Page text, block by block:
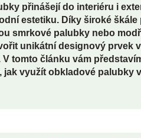
přinášejí do interiéru i
estetiku. Díky široké škále
smrkové palubky nebo
unikátní designový prvek v
tomto článku vám
jak využít obkladové palubky